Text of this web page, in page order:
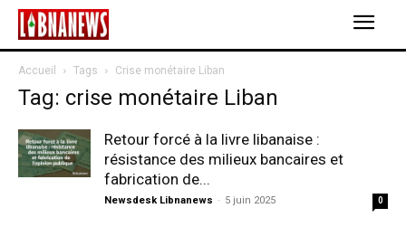
Accueil Tags Crise monétaire Liban
Tag: crise monétaire Liban
Retour forcé à la livre libanaise :
résistance des milieux bancaires et
fabrication de...
Newsdesk Libnanews - 5 juin 2025 0